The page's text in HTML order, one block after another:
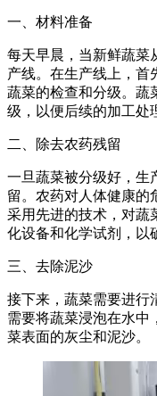
一、材料准备
每天早晨，当新鲜蔬菜
产线。在生产线上，首
蔬菜的检查和分级。蔬
级，以便后续的加工处
二、除去农药残留
一旦蔬菜被分级好，生
留。农药对人体健康的
采用先进的技术，对蔬
化设备和化学试剂，以
三、去除泥沙
接下来，蔬菜需要进行
需要将蔬菜浸泡在水中
菜表面的灰尘和泥沙。